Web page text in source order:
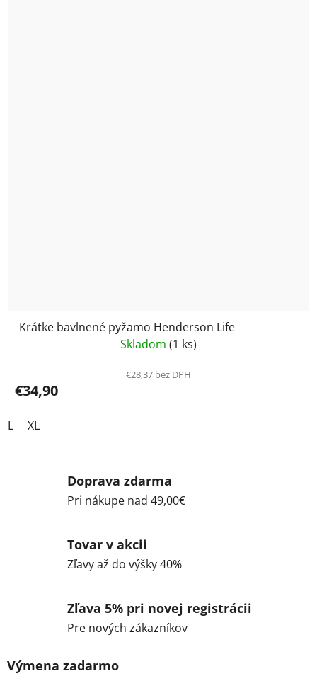
Krátke bavlnené pyžamo Henderson Life
Skladom (1 ks)
€28,37 bez DPH
€34,90
L XL
Doprava zdarma
Pri nákupe nad 49,00€
Tovar v akcii
Zľavy až do výšky 40%
Zľava 5% pri novej registrácii
Pre nových zákazníkov
Výmena zadarmo